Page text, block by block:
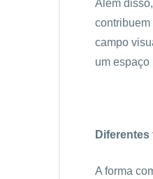
Além
contribuem
campo
um
A forma